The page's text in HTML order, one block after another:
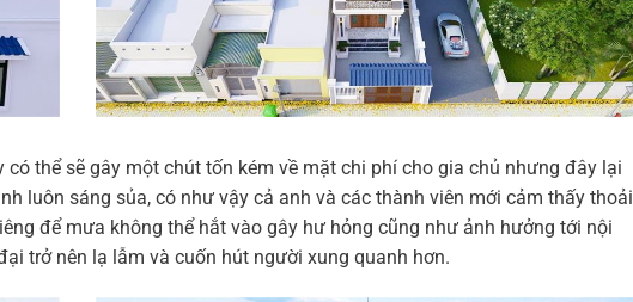
thể sẽ gây một chút tốn kém về mặt chi phí cho gia chủ nhưng đây lại
luôn sáng sủa, có như vậy cả anh và các thành viên mới cảm thấy thoải
để mưa không thể hắt vào gây hư hỏng cũng như ảnh hưởng tới nội
trở nên lạ lẫm và cuốn hút người xung quanh hơn.